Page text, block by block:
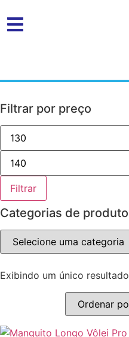
Filtrar por preço
Filtrar
Categorias de produto
Exibindo um único resultado